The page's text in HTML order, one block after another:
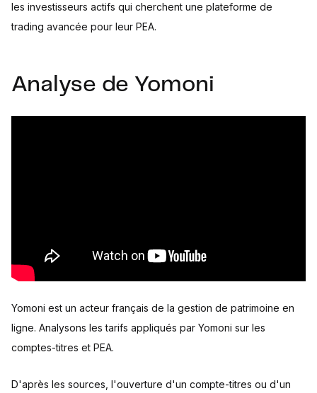
les investisseurs actifs qui cherchent une plateforme de
trading avancée pour leur PEA.
Analyse de Yomoni
Yomoni est un acteur français de la gestion de patrimoine en
ligne. Analysons les tarifs appliqués par Yomoni sur les
comptes-titres et PEA.
D'après les sources, l'ouverture d'un compte-titres ou d'un